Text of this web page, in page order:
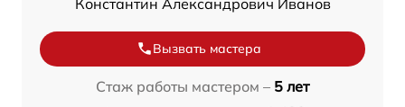
Вызвать мастера
Стаж работы мастером – 5 лет